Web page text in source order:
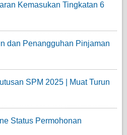
Kemasukan Tingkatan 6
dan Penangguhan Pinjaman
SPM 2025 | Muat Turun
Status Permohonan